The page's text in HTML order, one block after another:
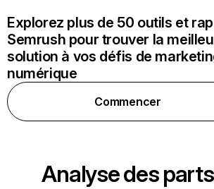
Explorez plus de 50 outils et
Semrush pour trouver la
solution à vos défis de
numérique
Commencer
Analyse des parts